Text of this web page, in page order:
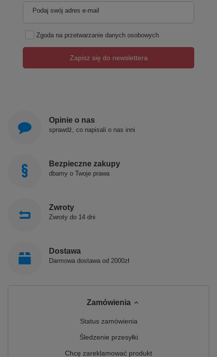
Podaj swój adres e-mail
Zgoda na przetwarzanie danych osobowych
Zapisz się do newslettera
Opinie o nas
sprawdź, co napisali o nas inni
Bezpieczne zakupy
dbamy o Twoje prawa
Zwroty
Zwroty do 14 dni
Dostawa
Darmowa dostawa od 2000zł
Zamówienia
Status zamówienia
Śledzenie przesyłki
Chcę zareklamować produkt